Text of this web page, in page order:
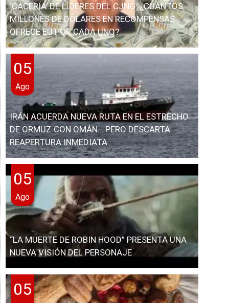
‘CACERÍA’ DE LÍDERES DEL CJNG: ¿CUÁNTOS
MILLONES DE DÓLARES EN RECOMPENSAS
OFRECE EU POR CADA UNO?
05
Ago
IRÁN ACUERDA NUEVA RUTA EN EL ESTRECHO
DE ORMUZ CON OMÁN… PERO DESCARTA
REAPERTURA INMEDIATA
05
Ago
“LA MUERTE DE ROBIN HOOD” PRESENTA UNA
NUEVA VISIÓN DEL PERSONAJE
05